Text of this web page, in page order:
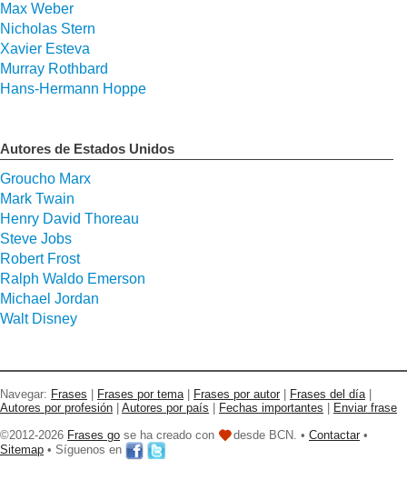
Max Weber
Nicholas Stern
Xavier Esteva
Murray Rothbard
Hans-Hermann Hoppe
Autores de Estados Unidos
Groucho Marx
Mark Twain
Henry David Thoreau
Steve Jobs
Robert Frost
Ralph Waldo Emerson
Michael Jordan
Walt Disney
Navegar: Frases Frases por tema| Frases por autor Frases del día|
Autores por profesión
Autores por país Fechas importantes
Enviar frase
©2012-2026 Frases go se ha creado con desde BCN. • Contactar •
Sitemap • Síguenos en